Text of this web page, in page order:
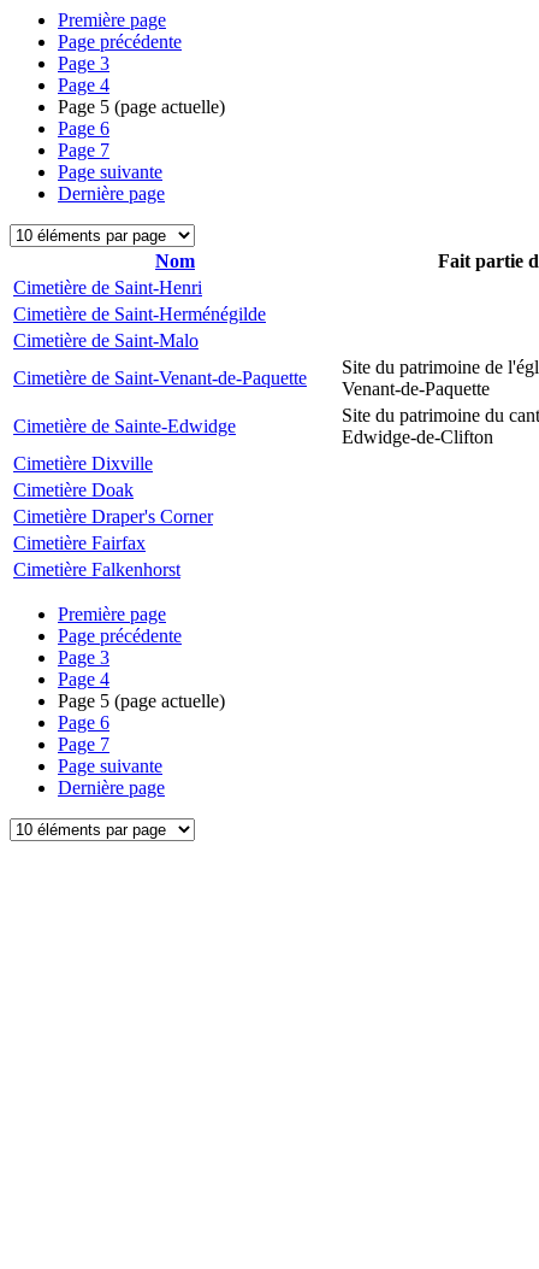
Première page
Page précédente
Page 3
Page 4
Page 5 (page actuelle)
Page 6
Page 7
Page suivante
Dernière page
Nom
Fait partie
Cimetière de Saint-Henri
Cimetière de Saint-Herménégilde
Cimetière de Saint-Malo
Cimetière de Saint-Venant-de-Paquette
Site du patrimoine de
Venant-de-Paquette
Cimetière de Sainte-Edwidge
Site du patrimoine du
Edwidge-de-Clifton
Cimetière Dixville
Cimetière Doak
Cimetière Draper's Corner
Cimetière Fairfax
Cimetière Falkenhorst
Première page
Page précédente
Page 3
Page 4
Page 5 (page actuelle)
Page 6
Page 7
Page suivante
Dernière page